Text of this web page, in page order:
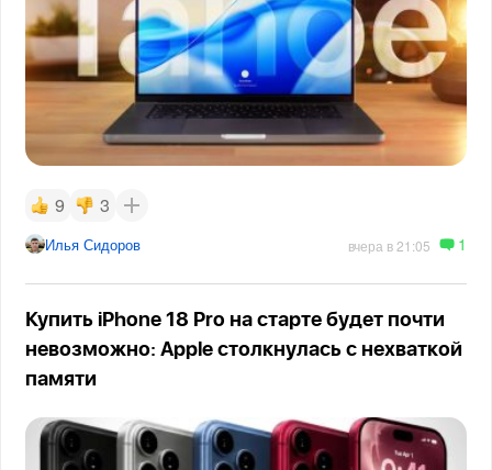
9 3
Илья Сидоров вчера в 21:05 1
Купить iPhone 18 Pro на старте будет почти
невозможно: Apple столкнулась с нехваткой
памяти